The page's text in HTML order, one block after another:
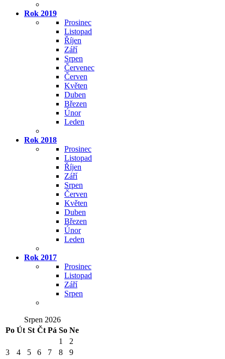
Rok 2019
Prosinec
Listopad
Říjen
Září
Srpen
Červenec
Červen
Květen
Duben
Březen
Únor
Leden
Rok 2018
Prosinec
Listopad
Říjen
Září
Srpen
Červen
Květen
Duben
Březen
Únor
Leden
Rok 2017
Prosinec
Listopad
Září
Srpen
Srpen 2026
Po Út St Čt Pá So Ne
1
2
3
4 5 6 7 8
9